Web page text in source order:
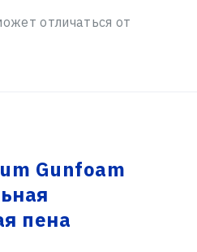
отличаться от
Gunfoam
пена